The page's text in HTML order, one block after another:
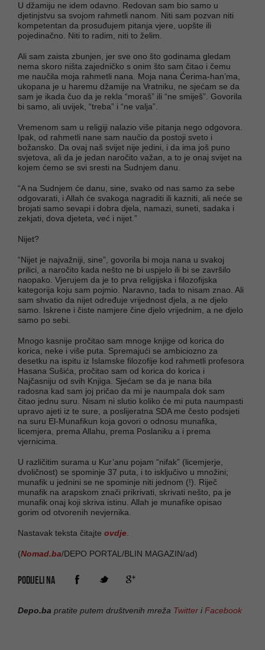
U džamiju ne idem odavno. Redovan sam bio samo u
djetinjstvu sa svojom rahmetli nanom. Niti sam pozvan niti
kompetentan da prosuđujem pitanja vjere, uopšte ili
pojedinačno. Niti to radim, niti to želim.
Ali sam zaista zbunjen, jer sve ono što godinama gledam
nema skoro ništa zajedničko s onim što sam čitao i čemu
me naučila moja rahmetli nana. Moja nana Ćerima-han’ma,
ukopana je u haremu džamije na Vratniku, ne sjećam se da
sam je ikada čuo da je rekla “moraš” ili “ne smiješ”. Govorila
bi samo, ali uvijek, “treba” i “ne valja”.
Vremenom sam u religiji nalazio više pitanja nego odgovora.
Ipak, od rahmetli nane sam naučio da postoji sveto i
božansko. Da ovaj naš svijet nije jedini, i da ima još puno
svjetova, ali da je jedan naročito važan, a to je onaj svijet na
kojem ćemo se svi sresti na Sudnjem danu.
“A na Sudnjem će danu, sine, svako od nas samo za sebe
odgovarati, i Allah će svakoga nagraditi ili kazniti, ali neće se
brojati samo sevapi i dobra djela, namazi, suneti, sadaka i
zekjati, dova djeteta, već i nijet.”
Nijet?
“Nijet je najvažniji, sine”, govorila bi moja nana u svakoj
prilici, a naročito kada nešto ne bi uspjelo ili bi se završilo
naopako. Vjerujem da je to prva religijska i filozofijska
kategorija koju sam pojmio. Naravno, tada to nisam znao. Ali
sam shvatio da nijet određuje vrijednost djela, a ne djelo
samo. Iskrene i čiste namjere čine djelo vrijednim, a ne djelo
samo po sebi.
Mnogo kasnije pročitao sam mnoge knjige od korica do
korica, neke i više puta. Spremajući se ambiciozno za
desetku na ispitu iz Islamske filozofije kod rahmetli profesora
Hasana Sušića, pročitao sam od korica do korica i
Najčasniju od svih Knjiga. Sjećam se da je nana bila
radosna kad sam joj pričao da mi je naumpala dok sam
čitao jednu suru. Nisam ni slutio koliko će mi puta naumpasti
upravo ajeti iz te sure, a poslijeratna SDA me često podsjeti
na suru El-Munafikun koja govori o odnosu munafika,
licemjera, prema Allahu, prema Poslaniku a i prema
vjernicima.
U različitim surama u Kur’anu pojam “nifak” (licemjerje,
dvoličnost) se spominje 37 puta, i to isključivo u množini;
munafik u jednini se ne spominje niti jednom (!). Riječ
munafik na arapskom znači prikrivati, skrivati nešto, pa je
munafik onaj koji skriva istinu. Allah je munafike opisao
gorim od otvorenih nevjernika.
Nastavak teksta čitajte ovdje
(Nomad.ba/DEPO PORTAL/BLIN MAGAZIN/ad)
PODIJELI NA
Depo.ba pratite putem društvenih mreža Twitter iFacebook